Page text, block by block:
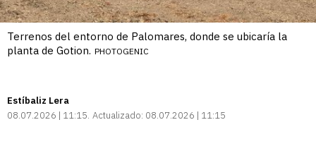
Terrenos del entorno de Palomares, donde se ubicaría la
planta de Gotion. PHOTOGENIC
Estíbaliz Lera
08.07.2026 | 11:15 Actualizado: 08.07.2026 | 11:15